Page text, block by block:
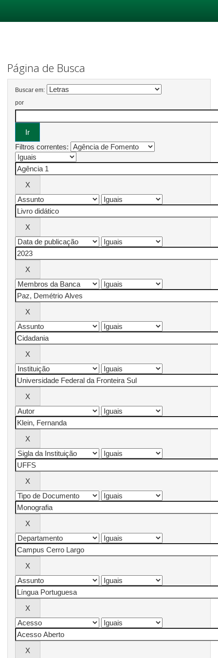
Página de Busca
Buscar em:
por
Filtros correntes: